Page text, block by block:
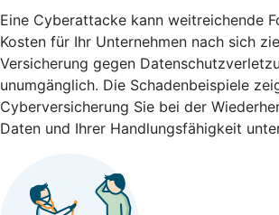
Eine Cyberattacke kann weitreichende
Kosten für Ihr Unternehmen nach sich
Versicherung gegen
unumgänglich. Die Schaden­beispiele
Cyberversicherung Sie bei der
Daten und Ihrer Handlungs­fähigkeit